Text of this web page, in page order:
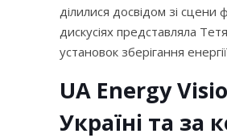
ділилися досвідом зі сцени
дискусіях представляла
установок зберігання
UA Energy
Україні та за